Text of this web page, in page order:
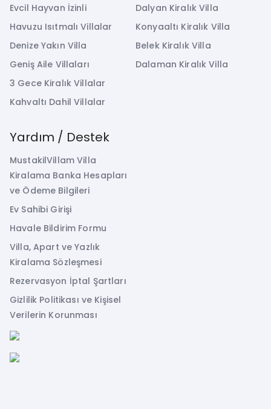
Evcil Hayvan İzinli
Havuzu Isıtmalı Villalar
Denize Yakın Villa
Geniş Aile Villaları
3 Gece Kiralık Villalar
Kahvaltı Dahil Villalar
Dalyan Kiralık Villa
Konyaaltı Kiralık Villa
Belek Kiralık Villa
Dalaman Kiralık Villa
Yardım / Destek
MustakilVillam Villa
Kiralama Banka Hesapları
ve Ödeme Bilgileri
Ev Sahibi Girişi
Havale Bildirim Formu
Villa, Apart ve Yazlık
Kiralama Sözleşmesi
Rezervasyon İptal Şartları
Gizlilik Politikası ve Kişisel
Verilerin Korunması